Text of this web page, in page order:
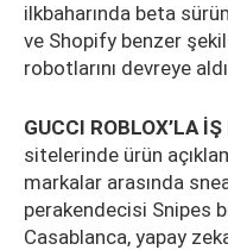
ilkbaharında beta
ve Shopify benzer
robotlarını devreye
GUCCI ROBLOX’LA
sitelerinde ürün
markalar arasında
perakendecisi Snipes
Casablanca, yapay